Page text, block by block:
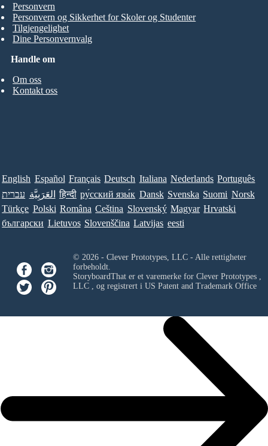
Handle om
Om oss
Kontakt oss
Personvern
Personvern og Sikkerhet for Skoler og Studenter
Tilgjengelighet
Dine Personvernvalg
English Español Français Deutsch Italiana Nederlands Português
עברית العَرَبِيَّة हिन्दी ру́сский язы́к Dansk Svenska Suomi Norsk
Türkçe Polski Româna Ceština Slovenský Magyar Hrvatski
български Lietuvos Slovenščina Latvijas eesti
© 2026 - Clever Prototypes, LLC - Alle rettigheter
forbeholdt.
StoryboardThat er et varemerke for Clever Prototypes ,
LLC, og registrert i US Patent and Trademark Office